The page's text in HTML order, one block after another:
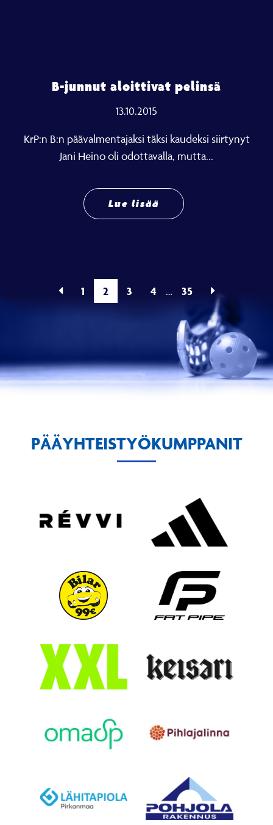
B-junnut aloittivat pelinsä
13.10.2015
KrP:n B:n päävalmentajaksi täksi kaudeksi siirtynyt
Jani Heino oli odottavalla, mutta...
Lue lisää
1 2 3 4 … 35
PÄÄYHTEISTYÖKUMPPANIT